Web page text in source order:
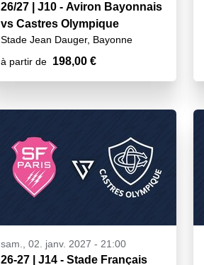
26/27 | J10 - Aviron Bayonnais
vs Castres Olympique
Stade Jean Dauger, Bayonne
à partir de 198,00 €
sam., 02. janv. 2027 - 21:00
26-27 | J14 - Stade Français